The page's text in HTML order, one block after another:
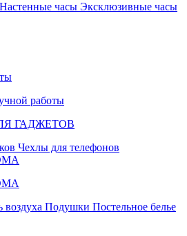
Настенные часы Эксклюзивные часы
работы
ГАДЖЕТОВ
Чехлы для телефонов
воздуха Подушки Постельное белье